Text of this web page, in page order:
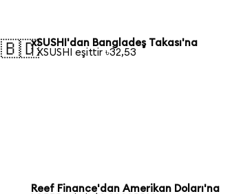
🇧🇩xSUSHI'dan Bangladeş Takası'na
1 XSUSHI eşittir ৳32,53
Reef Finance'dan Amerikan Doları'na